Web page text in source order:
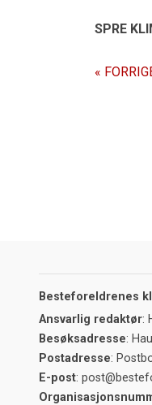
SPRE
«
Besteforeldrenes
Ansvarlig redaktør:
Besøksadresse:
Postadresse:
E-post: